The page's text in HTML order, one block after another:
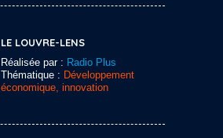
LE LOUVRE-LENS
Réalisée par : Radio Plus
Thématique : Développement
économique, innovation